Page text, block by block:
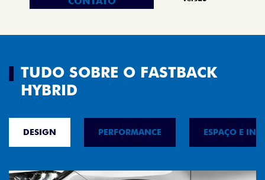
TUDO SOBRE O FASTBACK
HYBRID
DESIGN PERFORMANCE ESPAÇO E